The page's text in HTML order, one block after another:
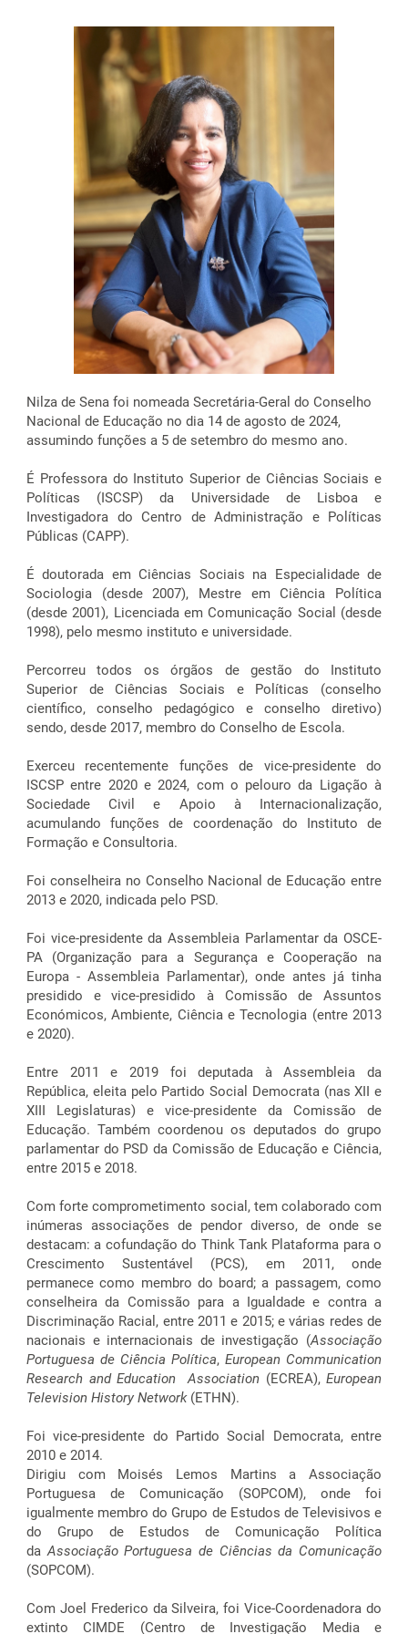
Nilza de Sena foi nomeada Secretária-Geral do Conselho
Nacional de Educação no dia 14 de agosto de 2024,
assumindo funções a 5 de setembro do mesmo ano.
É Professora do Instituto Superior de Ciências Sociais e
Políticas (ISCSP) da Universidade de Lisboa e
Investigadora do Centro de Administração e Políticas
Públicas (CAPP).
É doutorada em Ciências Sociais na Especialidade de
Sociologia (desde 2007), Mestre em Ciência Política
(desde 2001), Licenciada em Comunicação Social (desde
1998), pelo mesmo instituto e universidade.
Percorreu todos os órgãos de gestão do Instituto
Superior de Ciências Sociais e Políticas (conselho
científico, conselho pedagógico e conselho diretivo)
sendo, desde 2017, membro do Conselho de Escola.
Exerceu recentemente funções de vice-presidente do
ISCSP entre 2020 e 2024, com o pelouro da Ligação à
Sociedade Civil e Apoio à Internacionalização,
acumulando funções de coordenação do Instituto de
Formação e Consultoria.
Foi conselheira no Conselho Nacional de Educação entre
2013 e 2020, indicada pelo PSD.
Foi vice-presidente da Assembleia Parlamentar da OSCE-
PA (Organização para a Segurança e Cooperação na
Europa - Assembleia Parlamentar), onde antes já tinha
presidido e vice-presidido à Comissão de Assuntos
Económicos, Ambiente, Ciência e Tecnologia (entre 2013
e 2020).
Entre 2011 e 2019 foi deputada à Assembleia da
República, eleita pelo Partido Social Democrata (nas XII e
XIII Legislaturas) e vice-presidente da Comissão de
Educação. Também coordenou os deputados do grupo
parlamentar do PSD da Comissão de Educação e Ciência,
entre 2015 e 2018.
Com forte comprometimento social, tem colaborado com
inúmeras associações de pendor diverso, de onde se
destacam: a cofundação do Think Tank Plataforma para o
Crescimento Sustentável (PCS), em 2011, onde
permanece como membro do board; a passagem, como
conselheira da Comissão para a Igualdade e contra a
Discriminação Racial, entre 2011 e 2015; e várias redes de
nacionais e internacionais de investigação (Associação
Portuguesa de Ciência Política, European Communication
Research and Education Association (ECREA), European
Television History Network(ETHN).
Foi vice-presidente do Partido Social Democrata, entre
2010 e 2014.
Dirigiu com Moisés Lemos Martins a Associação
Portuguesa de Comunicação (SOPCOM), onde foi
igualmente membro do Grupo de Estudos de Televisivos e
do Grupo de Estudos de Comunicação Política
daAssociação Portuguesa de Ciências da Comunicação
(SOPCOM).
Com Joel Frederico da Silveira, foi Vice-Coordenadora do
extinto CIMDE (Centro de Investigação Media e